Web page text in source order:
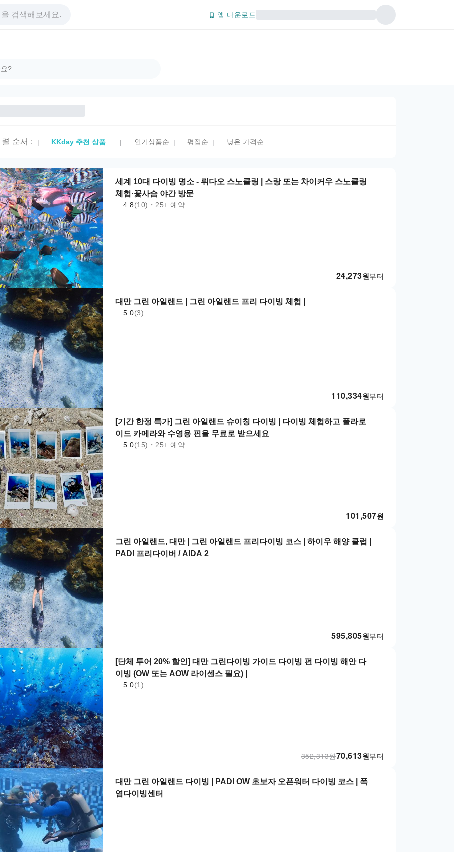
앱 다운로드
렬 순서 : | KKday 추천 상품 | 인기상품순 | 평점순 | 낮은 가격순
세계 10대 다이빙 명소 - 뤼다오 스노클링 | 스랑 또는 차이커우 스노클링
체험·꽃사슴 야간 방문
4.8(10)・25+ 예약
원
24,273 부터
대만 그린 아일랜드 | 그린 아일랜드 프리 다이빙 체험 |
5.0(3)
원
110,334 부터
[기간 한정 특가] 그린 아일랜드 슈이칭 다이빙 | 다이빙 체험하고 폴라로
이드 카메라와 수영용 핀을 무료로 받으세요
5.0(15)・25+ 예약
원
101,507
그린 아일랜드, 대만 | 그린 아일랜드 프리다이빙 코스 | 하이우 해양 클럽 |
PADI 프리다이버 / AIDA 2
원
595,805 부터
[단체 투어 20% 할인] 대만 그린다이빙 가이드 다이빙 펀 다이빙 해안 다
이빙 (OW 또는 AOW 라이센스 필요) |
5.0(1)
원
70,613 부터
원
352,313
대만 그린 아일랜드 다이빙 | PADI OW 초보자 오픈워터 다이빙 코스 | 폭
염다이빙센터